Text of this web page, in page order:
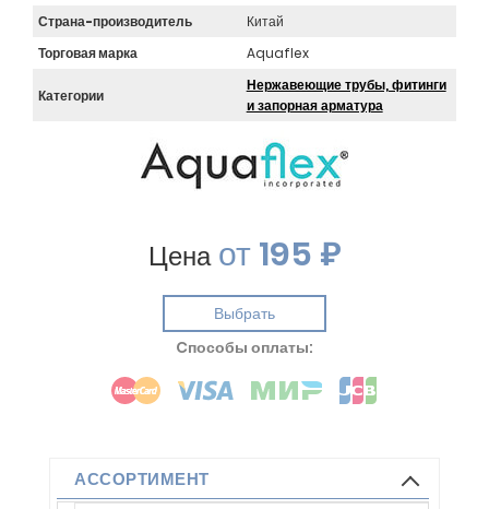
Страна-производитель
Китай
Торговая марка
Aquaflex
Категории
Нержавеющие трубы, фитинги
и запорная арматура
Ценаот195 ₽
Выбрать
Cпособы оплаты:
АССОРТИМЕНТ